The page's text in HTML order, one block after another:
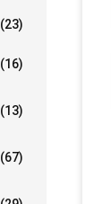
(23)
(16)
(13)
(67)